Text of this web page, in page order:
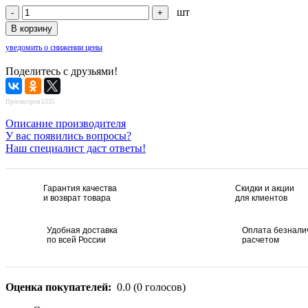
шт
уведомить о снижении цены
Поделитесь с друзьями!
Просмотров 5335
Описание производителя
У вас появились вопросы?
Наш специалист даст ответы!
Гарантия качества
и возврат товара
Скидки и акции
для клиентов
Удобная доставка
по всей России
Оплата
расчетом
Оценка покупателей: 0.0 (0 голосов)